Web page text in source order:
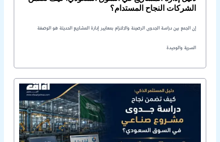
الشركات النجاح المستدام؟
إن الجمع بين دراسة الجدوى الرصينة والالتزام بمعايير إدارة المشاريع الحديثة هو الوصفة
السرية والوحيدة